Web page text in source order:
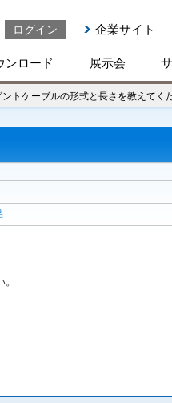
ログイン 企業サイト
ンロード 展示会
トケーブルの形式と長さを教えてく